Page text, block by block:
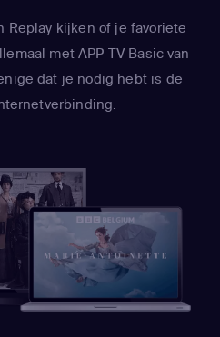
Replay kijken of je favoriete
met APP TV Basic van
dat je nodig hebt is de